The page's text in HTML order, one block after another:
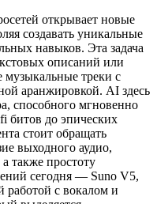
открывает новые
создавать уникальные
навыков. Эта задача
описаний или
треки с
аранжировкой. AI здесь
способного мгновенно
битов до эпических
стоит обращать
выходного аудио,
также простоту
сегодня — Suno V5,
работой с вокалом и